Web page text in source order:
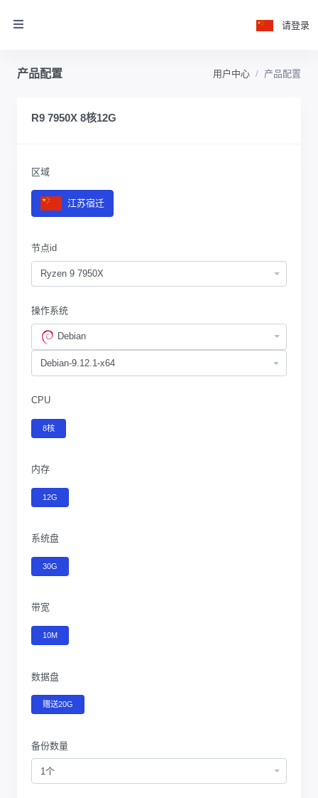
请登录
产品配置 用户中心 产品配置
R9 7950X 8核12G
区域
江苏宿迁
节点id
Ryzen 9 7950X
操作系统
Debian
CPU
8核
内存
12G
系统盘
30G
带宽
10M
数据盘
赠送20G
备份数量
1个